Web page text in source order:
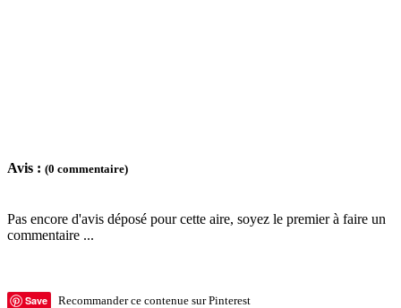
Avis : (0 commentaire)
Pas encore d'avis déposé pour cette aire, soyez le premier à faire un
commentaire ...
Save Recommander ce contenue sur Pinterest